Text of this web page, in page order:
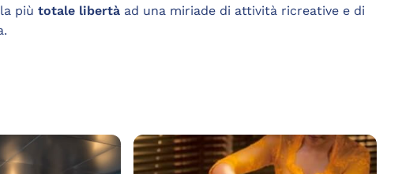
più totale libertàad una miriade di attività ricreative e di